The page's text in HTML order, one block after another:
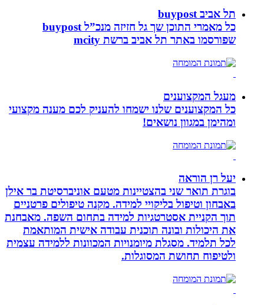
תל אביב buypost
כל מאמרי התוכן שך גל חזיזה מנכ”ל buypost
שפורסמו באתר תל אביב ברשת mcity
מעגל המקצוענים
כל המקצוענים שלנו ישמחו להעניק לכם מענה מקצועי
ומהימן במגוון נושאים!
יעל רן הוראה
בוגרת תואר שני בהצטיינות מטעם אוניברסיטת בר אילן
באבחון וטיפול בליקויי למידה. מקנה טיפולים פרטניים
תוך הקניית אסטרטגיות למידה בתחום השפה. מאבחנת
את היכולות ובונה תוכנית עבודה אישית המותאמת
לכל תלמיד. מסגלת מיומנויות המכוונות ללמידה עצמית
ולטיפוח תחושת המסוגלות.